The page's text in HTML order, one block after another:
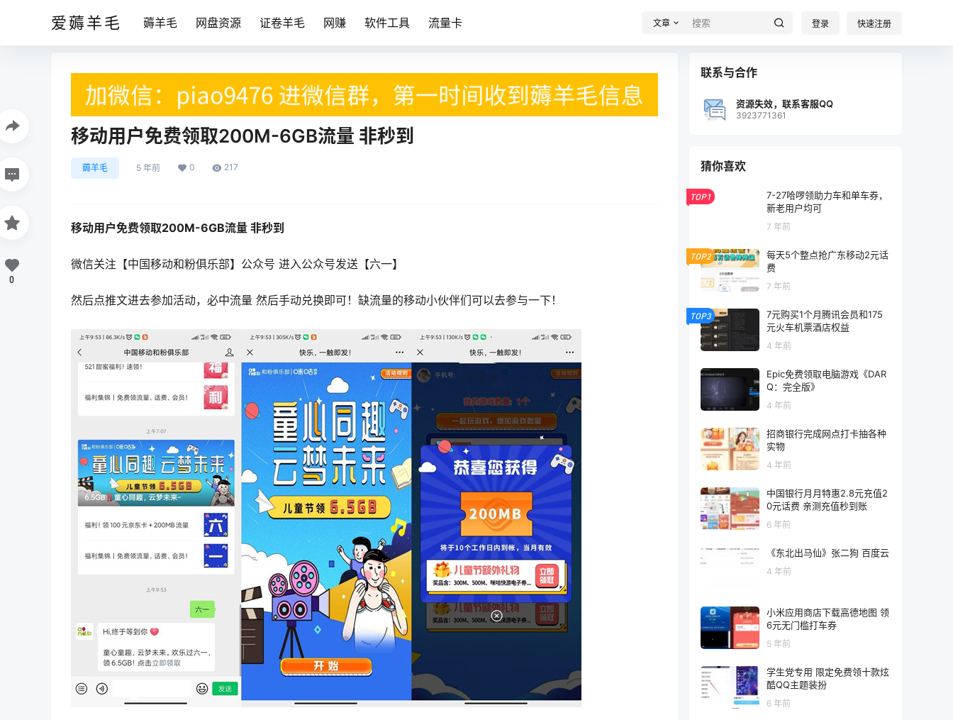
爱薅羊毛 薅羊毛 网盘资源 证卷羊毛 网赚 软件工具 流量卡 文章 登录 快速注册
移动用户免费领取200M-6GB流量 非秒到
薅羊毛 5 年前 0 217
移动用户免费领取200M-6GB流量 非秒到
微信关注【中国移动和粉俱乐部】公众号 进入公众号发送【六一】
然后点推文进去参加活动，必中流量 然后手动兑换即可！缺流量的移动小伙伴们可以去参与一下！
0
联系与合作
资源失效，联系客服QQ
3923771361
猜你喜欢
TOP1
7-27哈啰领助力车和单车券，
新老用户均可
7 年前
TOP2
每天5个整点抢广东移动2元话
费
7 年前
TOP3
7元购买1个月腾讯会员和175
元火车机票酒店权益
4 年前
Epic免费领取电脑游戏《DAR
Q：完全版》
4 年前
招商银行完成网点打卡抽各种
实物
4 年前
中国银行月月特惠2.8元充值2
0元话费 亲测充值秒到账
6 年前
《东北出马仙》张二狗 百度云
4 年前
小米应用商店下载高德地图 领
6元无门槛打车券
5 年前
学生党专用 限定免费领十款炫
酷QQ主题装扮
6 年前